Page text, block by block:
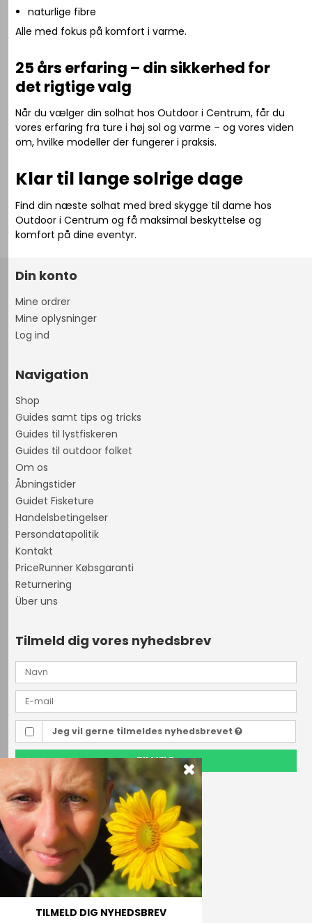
naturlige fibre
Alle med fokus på komfort i varme.
25 års erfaring – din sikkerhed for
det rigtige valg
Når du vælger din solhat hos Outdoor i Centrum, får du
vores erfaring fra ture i høj sol og varme – og vores viden
om, hvilke modeller der fungerer i praksis.
Klar til lange solrige dage
Find din næste solhat med bred skygge til dame hos
Outdoor i Centrum og få maksimal beskyttelse og
komfort på dine eventyr.
Din konto
Mine ordrer
Mine oplysninger
Log ind
Navigation
Shop
Guides samt tips og tricks
Guides til lystfiskeren
Guides til outdoor folket
Om os
Åbningstider
Guidet Fisketure
Handelsbetingelser
Persondatapolitik
Kontakt
PriceRunner Købsgaranti
Returnering
Über uns
Tilmeld dig vores nyhedsbrev
Jeg vil gerne tilmeldes nyhedsbrevet
TILMELD
Outdoor i Centrum
Perlegade 44
6400 Sønderborg, Danmark
Telefonnr.
(+45) 74 43 53 55
E-mail
TILMELD DIG NYHEDSBREV